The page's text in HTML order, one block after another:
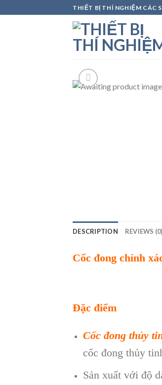
to
THIẾT BỊ THÍ NGHIỆM CÁC
DESCRIPTION REVIEWS (0)
Cốc đong chính
Đặc điểm
Cốc đong thủy
cốc đong thủy
Sản xuất với độ